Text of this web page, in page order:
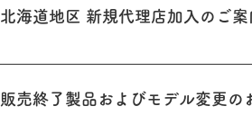
北海道地区 新規代理店加入のご案
販売終了製品およびモデル変更の